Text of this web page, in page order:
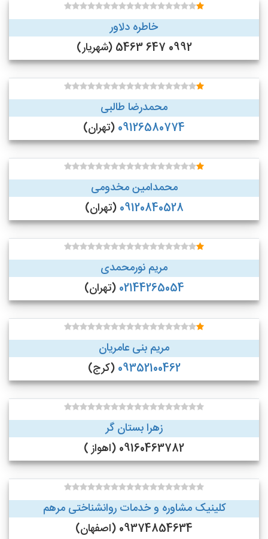
خاطره دلاور
0992 647 5463 (شهریار)
محمدرضا طالبی
09126580774 (تهران)
محمدامین مخدومی
09120840528 (تهران)
مریم نورمحمدی
02144265054 (تهران)
مریم بنی عامریان
09352100462 (کرج)
زهرا بستان گر
09160463782 (اهواز )
کلینیک مشاوره و خدمات روانشناختی مرهم
09374854634 (اصفهان)